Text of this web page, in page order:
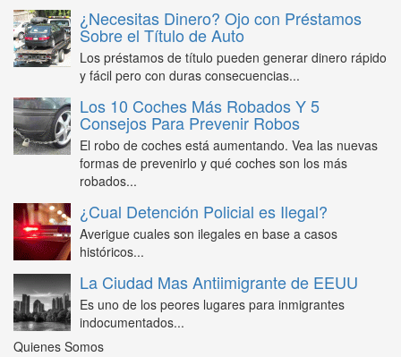
¿Necesitas Dinero? Ojo con Préstamos
Sobre el Título de Auto
Los préstamos de título pueden generar dinero rápido
y fácil pero con duras consecuencias...
Los 10 Coches Más Robados Y 5
Consejos Para Prevenir Robos
El robo de coches está aumentando. Vea las nuevas
formas de prevenirlo y qué coches son los más
robados...
¿Cual Detención Policial es Ilegal?
Averigue cuales son ilegales en base a casos
históricos...
La Ciudad Mas Antiimigrante de EEUU
Es uno de los peores lugares para inmigrantes
indocumentados...
Quienes Somos